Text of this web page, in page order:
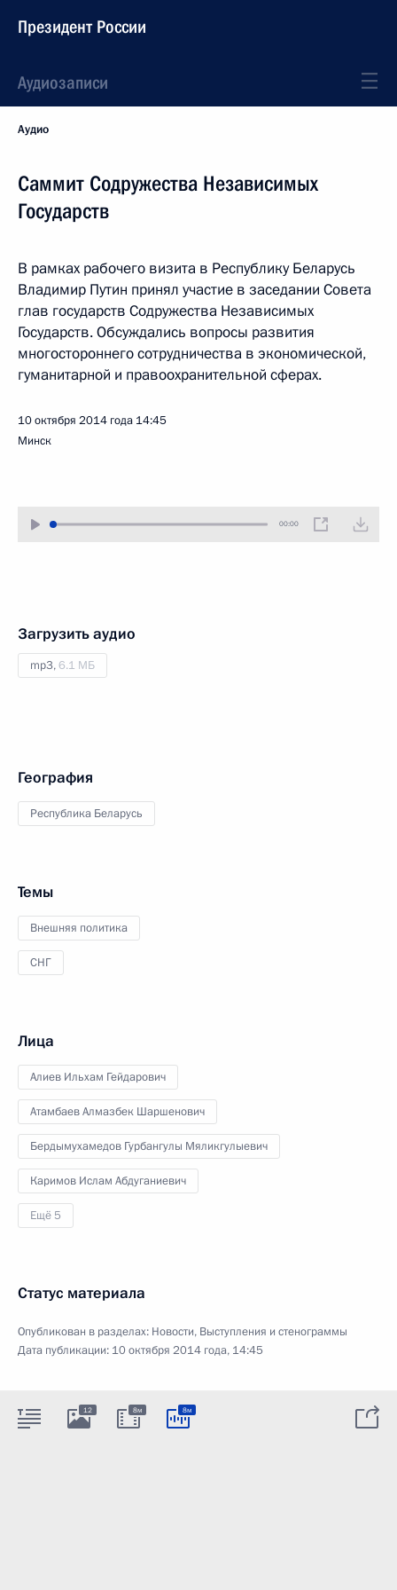
Президент России
Аудиозаписи
Аудио
Саммит Содружества Независимых
Государств
В рамках рабочего визита в Республику Беларусь
Владимир Путин принял участие в заседании Совета
глав государств Содружества Независимых
Государств. Обсуждались вопросы развития
многостороннего сотрудничества в экономической,
гуманитарной и правоохранительной сферах.
10 октября 2014 года 14:45
Минск
00:00
Загрузить аудио
mp3,6.1 МБ
География
Республика Беларусь
Темы
Внешняя политика
СНГ
Лица
Алиев Ильхам Гейдарович
Атамбаев Алмазбек Шаршенович
Бердымухамедов Гурбангулы Мяликгулыевич
Каримов Ислам Абдуганиевич
Ещё 5
Статус материала
Опубликован в разделах: Новости, Выступления и стенограммы
Дата публикации: 10 октября 2014 года, 14:45
12 8м 8м